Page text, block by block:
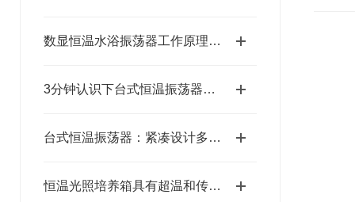
数显恒温水浴振荡器工作原理详解：温度控制、振荡机制与均匀加热技术
3分钟认识下台式恒温振荡器的十个功能
台式恒温振荡器：紧凑设计多功能，适配多场景振荡需求
恒温光照培养箱具有超温和传感器异常的保护功能